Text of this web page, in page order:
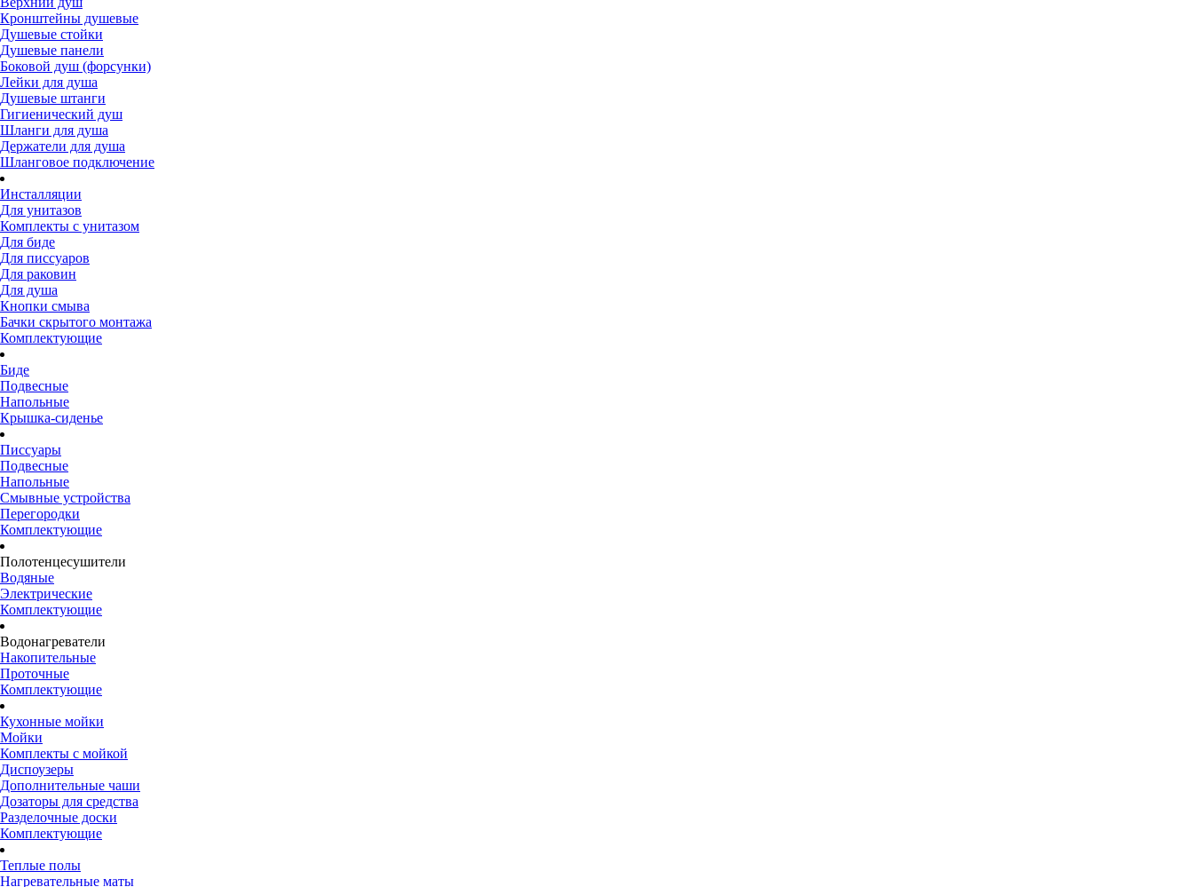
Кронштейны душевые
Душевые стойки
Душевые панели
Боковой душ (форсунки)
Лейки для душа
Душевые штанги
Гигиенический душ
Шланги для душа
Держатели для душа
Шланговое подключение
Инсталляции
Для унитазов
Комплекты с унитазом
Для биде
Для писсуаров
Для раковин
Для душа
Кнопки смыва
Бачки скрытого монтажа
Комплектующие
Биде
Подвесные
Напольные
Крышка-сиденье
Писсуары
Подвесные
Напольные
Смывные устройства
Перегородки
Комплектующие
Полотенцесушители
Водяные
Электрические
Комплектующие
Водонагреватели
Накопительные
Проточные
Комплектующие
Кухонные мойки
Мойки
Комплекты с мойкой
Диспоузеры
Дополнительные чаши
Дозаторы для средства
Разделочные доски
Комплектующие
Теплые полы
Нагревательные маты